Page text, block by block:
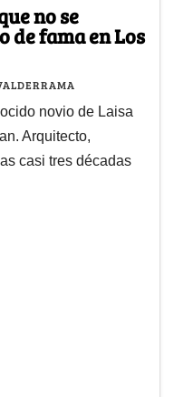
no se
de fama en Los
novio de Laisa
Arquitecto,
casi tres décadas